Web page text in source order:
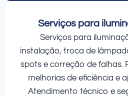
Serviços para
Serviços para
instalação, troca de
spots e correção de falhas.
melhorias de eficiência e
Atendimento técnico e